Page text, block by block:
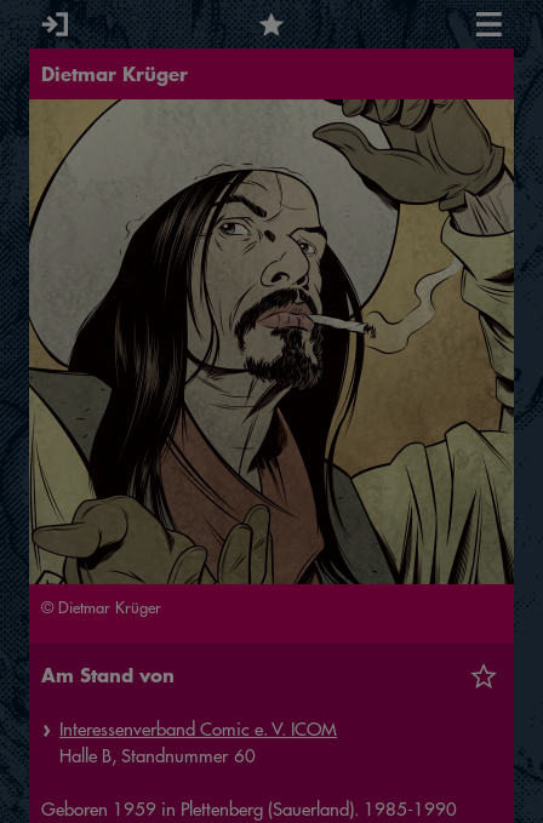
Dietmar Krüger
© Dietmar Krüger
Am Stand von
Interessenverband Comic e. V. ICOM
Halle B, Standnummer 60
Geboren 1959 in Plettenberg (Sauerland). 1985-1990